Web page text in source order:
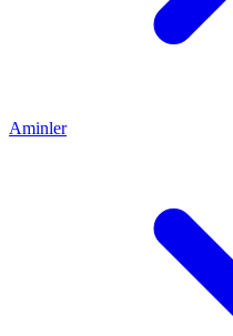
Aminler